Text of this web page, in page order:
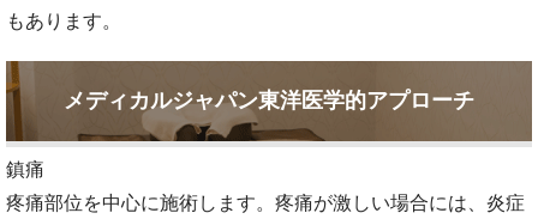
もあります。
メディカルジャパン東洋医学的アプローチ
鎮痛
疼痛部位を中心に施術します。疼痛が激しい場合には、炎症